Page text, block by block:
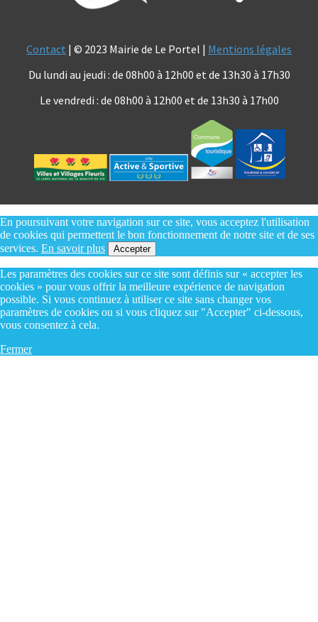
Contact | © 2023 Mairie de Le Portel | Mentions légales
Du lundi au jeudi : de 08h00 à 12h00 et de 13h30 à 17h30
Le vendredi : de 08h00 à 12h00 et de 13h30 à 17h00
En poursuivant votre navigation sur ce site, vous acceptez l'utilisation
de cookies qui permettent le bon fonctionnement de notre site et de ses
services. En savoir plus Accepter
Les paramètres des cookies sur ce site sont définis sur « accepter les
cookies » pour vous offrir la meilleure expérience de navigation
possible. Si vous continuez à utiliser ce site sans changer vos
paramètres de cookies ou si vous cliquez sur "Accepter" ci-dessous,
vous consentez à cela.
Fermer